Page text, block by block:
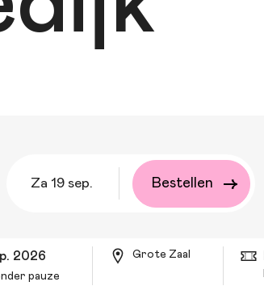
za 19 sep. Bestellen
2026
pauze
Grote Zaal